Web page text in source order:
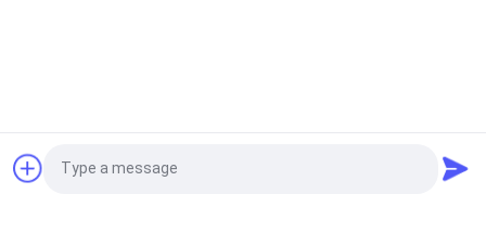
গুঁড়ো সিভিং মেশিন